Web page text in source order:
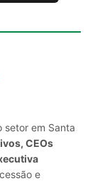
setor em Santa
CEOs
e